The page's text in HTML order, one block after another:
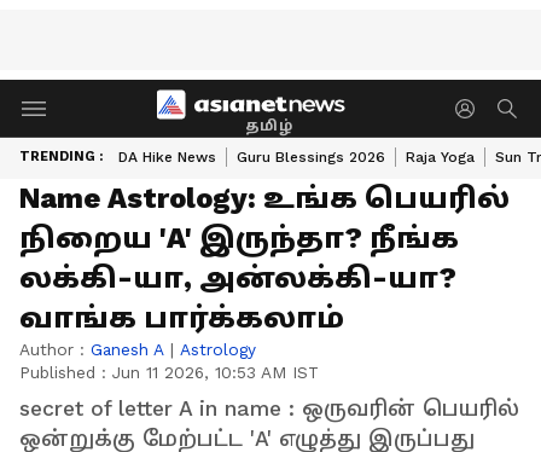
தமிழ்
TRENDING : DA Hike News Guru Blessings 2026 Raja Yoga Sun
Name Astrology: உங்க பெயரில்
நிறைய 'A' இருந்தா? நீங்க
லக்கி-யா, அன்லக்கி-யா?
வாங்க பார்க்கலாம்
Author : Ganesh A | Astrology
Published : Jun 11 2026, 10:53 AM IST
secret of letter A in name : ஒருவரின் பெயரில்
ஒன்றுக்கு மேற்பட்ட 'A' எழுத்து இருப்பது